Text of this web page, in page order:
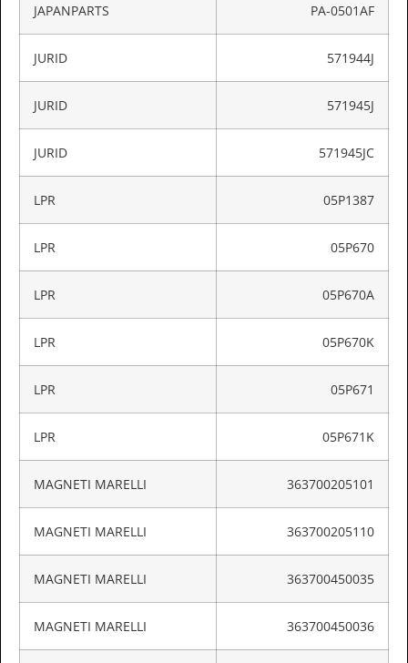
JAPANPARTS PA-0501AF
JURID 571944J
JURID 571945J
JURID 571945JC
LPR 05P1387
LPR 05P670
LPR 05P670A
LPR 05P670K
LPR 05P671
LPR 05P671K
MAGNETI MARELLI 363700205101
MAGNETI MARELLI 363700205110
MAGNETI MARELLI 363700450035
MAGNETI MARELLI 363700450036